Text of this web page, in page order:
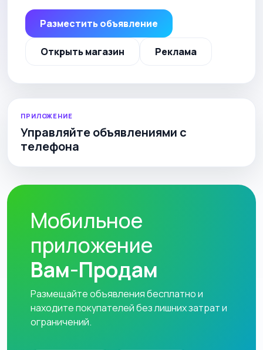
Разместить объявление
Открыть магазин Реклама
ПРИЛОЖЕНИЕ
Управляйте объявлениями с
телефона
Мобильное
приложение
Вам-Продам
Размещайте объявления бесплатно и
находите покупателей без лишних затрат и
ограничений.